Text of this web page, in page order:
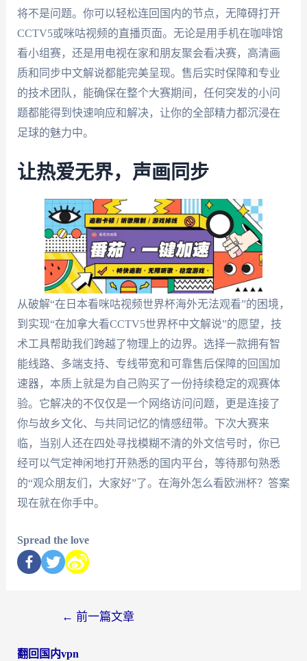
将不是问题。你可以轻松连回国内的节点，无障碍打开
CCTV5或咪咕视频的直播页面。无论是用手机在咖啡馆
看小组赛，还是用电视在家和朋友聚会看决赛，高清画
质和同步中文解说都能完美呈现。售后实时保障和专业
的技术团队，能确保在整个大赛期间，任何突发的小问
题都能得到快速响应和解决，让你的全部精力都沉浸在
足球的魅力中。
让热爱无界，声画同步
从破解“在日本看咪咕视频世界杯海外无法观看”的困境，
到实现“在加拿大看CCTV5世界杯中文解说”的愿望，技
术工具帮助我们跨越了物理上的边界。选择一款拥有智
能线路、多端支持、专线带宽和可靠售后保障的回国加
速器，本质上就是为自己购买了一份持续稳定的观赛体
验。它解决的不仅仅是一个网络访问问题，更是连接了
你与故乡文化、与共同记忆的情感纽带。下次大赛来
临，当别人还在四处寻找模糊不清的外文信号时，你已
经可以气定神闲地打开熟悉的国内平台，等待那句熟悉
的“观众朋友们，大家好”了。在海外怎么看欧洲杯？答案
现在就在你手中。
Spread the love
← 前一篇文章
翻回国内vpn